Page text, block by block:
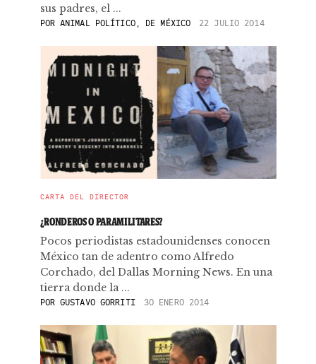
sus padres, el ...
PORANIMAL POLÍTICO, DE MÉXICO 22 JULIO 2014
CARTA DEL DIRECTOR
¿RONDEROS O PARAMILITARES?
Pocos periodistas estadounidenses conocen
México tan de adentro como Alfredo
Corchado, del Dallas Morning News. En una
tierra donde la ...
POR GUSTAVO GORRITI 30 ENERO 2014